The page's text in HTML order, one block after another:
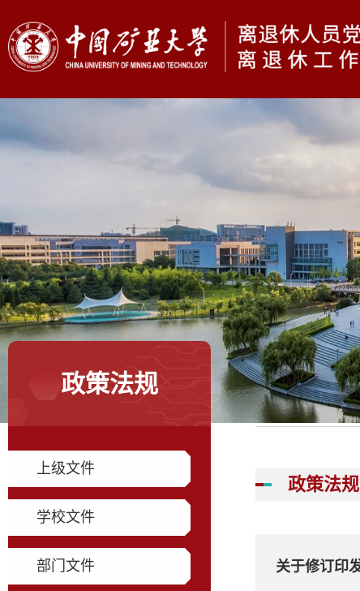
政策法规
上级文件
学校文件
部门文件
政策法规